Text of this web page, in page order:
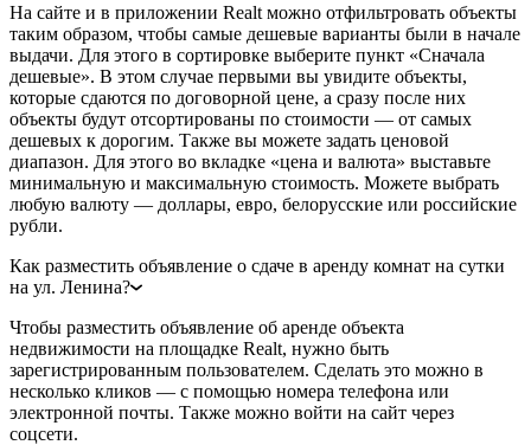
На сайте и в приложении Realt можно отфильтровать объекты
таким образом, чтобы самые дешевые варианты были в начале
выдачи. Для этого в сортировке выберите пункт «Сначала
дешевые». В этом случае первыми вы увидите объекты,
которые сдаются по договорной цене, а сразу после них
объекты будут отсортированы по стоимости — от самых
дешевых к дорогим. Также вы можете задать ценовой
диапазон. Для этого во вкладке «цена и валюта» выставьте
минимальную и максимальную стоимость. Можете выбрать
любую валюту — доллары, евро, белорусские или российские
рубли.
Как разместить объявление о сдаче в аренду комнат на сутки
на ул. Ленина?
Чтобы разместить объявление об аренде объекта
недвижимости на площадке Realt, нужно быть
зарегистрированным пользователем. Сделать это можно в
несколько кликов — с помощью номера телефона или
электронной почты. Также можно войти на сайт через
соцсети.